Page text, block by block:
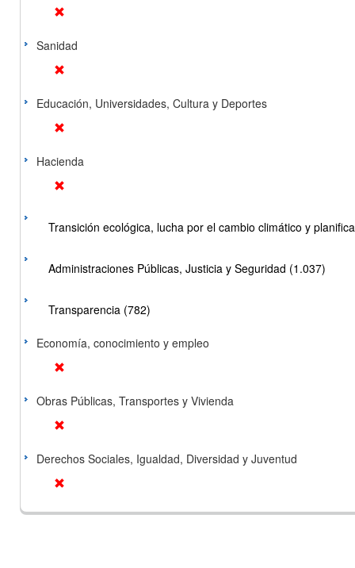
Sanidad
Educación, Universidades, Cultura y Deportes
Hacienda
Transición ecológica, lucha por el cambio climático y
Administraciones Públicas, Justicia y Seguridad (1.037)
Transparencia (782)
Economía, conocimiento y empleo
Obras Públicas, Transportes y Vivienda
Derechos Sociales, Igualdad, Diversidad y Juventud